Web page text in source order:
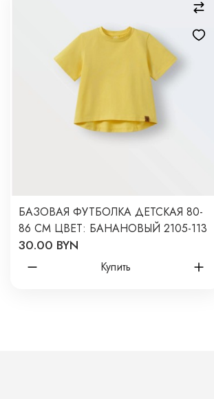
БАЗОВАЯ ФУТБОЛКА ДЕТСКАЯ 80-
86 СМ ЦВЕТ: БАНАНОВЫЙ 2105-113
30.00 BYN
Купить